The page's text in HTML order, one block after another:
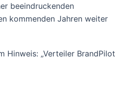
beeindruckenden
kommenden Jahren weiter
Hinweis: „Verteiler BrandPilot